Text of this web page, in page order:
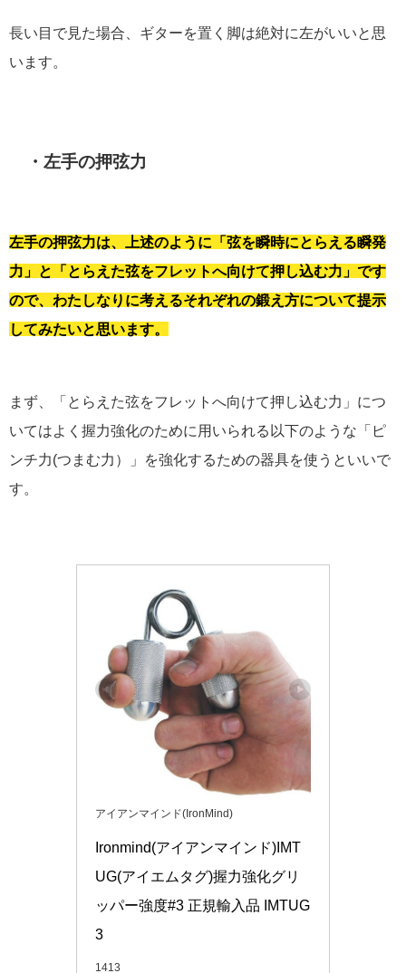
長い目で見た場合、ギターを置く脚は絶対に左がいいと思
います。
・左手の押弦力
左手の押弦力は、上述のように「弦を瞬時にとらえる瞬発
力」と「とらえた弦をフレットへ向けて押し込む力」です
ので、わたしなりに考えるそれぞれの鍛え方について提示
してみたいと思います。
まず、「とらえた弦をフレットへ向けて押し込む力」につ
いてはよく握力強化のために用いられる以下のような「ピ
ンチ力(つまむ力）」を強化するための器具を使うといいで
す。
アイアンマインド(IronMind)
Ironmind(アイアンマインド)IMT
UG(アイエムタグ)握力強化グリ
ッパー強度#3 正規輸入品 IMTUG
3
1413